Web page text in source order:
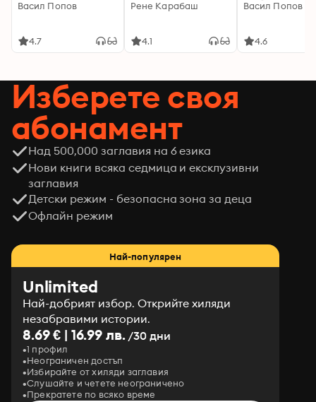
Васил Попов
4.7
Рене Карабаш
4.1
Васил Попов
4.6
Изберете своя
абонамент
Над 500,000 заглавия на 6 езика
Нови книги всяка седмица и ексклузивни
заглавия
Детски режим - безопасна зона за деца
Офлайн режим
Най-популярен
Unlimited
Най-добрият избор. Открийте хиляди
незабравими истории.
8.69 € | 16.99 лв./30 дни
1 профил
Неограничен достъп
Избирайте от хиляди заглавия
Слушайте и четете неограничено
Прекратете по всяко време